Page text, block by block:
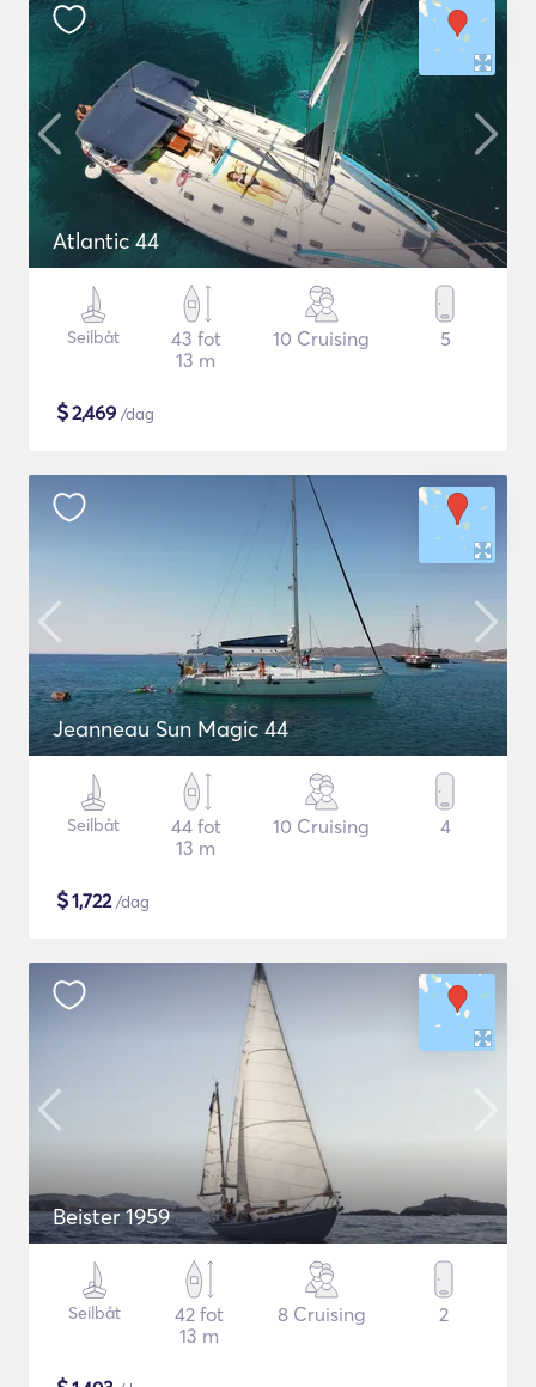
Atlantic 44
Seilbåt
43 fot
13 m
10 Cruising 5
$2,469 /dag
Jeanneau Sun Magic 44
Seilbåt
44 fot
13 m
10 Cruising 4
$1,722/dag
Beister 1959
Seilbåt
42 fot
13 m
8 Cruising 2